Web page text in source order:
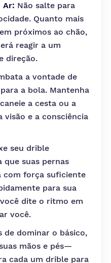
Ar: Não salte para
Quanto mais
próximos ao chão,
reagir a um
direção.
a vontade de
a bola. Mantenha
a cesta ou a
visão e a consciência
seu drible
que suas pernas
com força suficiente
para sua
dite o ritmo em
você.
de dominar o básico,
mãos e pés—
cada um drible para